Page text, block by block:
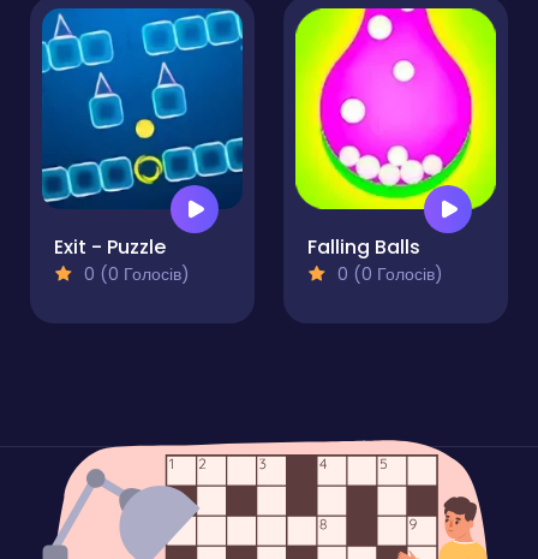
Exit - Puzzle
0 (0 Голосів)
Falling Balls
0 (0 Голосів)